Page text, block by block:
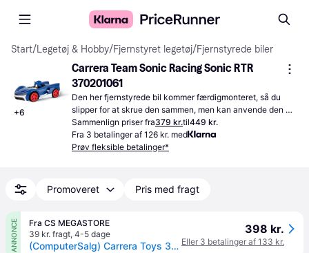
Start/Legetøj & Hobby/Fjernstyret legetøj/Fjernstyrede biler
+6
Carrera Team Sonic Racing Sonic RTR
370201061
Den her fjernstyrede bil kommer færdigmonteret, så du
slipper for at skrue den sammen, men kan anvende den
med det samme.
Sammenlign priser fra379 kr.til449 kr.
Fra 3 betalinger af 126 kr. med
Prøv fleksible betalinger*
Promoveret Pris med fragt
ANNONCE
Fra CS MEGASTORE
39 kr. fragt, 4-5 dage
(ComputerSalg) Carrera Toys 370201061, Bil, 6 År, Lithium jern fosfat (LiFePO4), 700 mAh
398 kr.
Eller 3 betalinger af 133 kr.